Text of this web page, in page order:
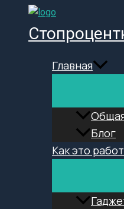
Перейти
содержимому
Главная
Блог
Как это